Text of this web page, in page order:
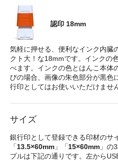
認印 18mm
気軽に押せる、便利なインク内臓
クト大！な18mmです。インクの
べます。インクの色とはんこ本体
びの場合、画像の朱色部分が黒色
行印としてはお使いいただけませ
サイズ
銀行印として登録できる印材のサ
「13.5×60mm 」「15×60mm 」の
プルは下記の通りです。左から